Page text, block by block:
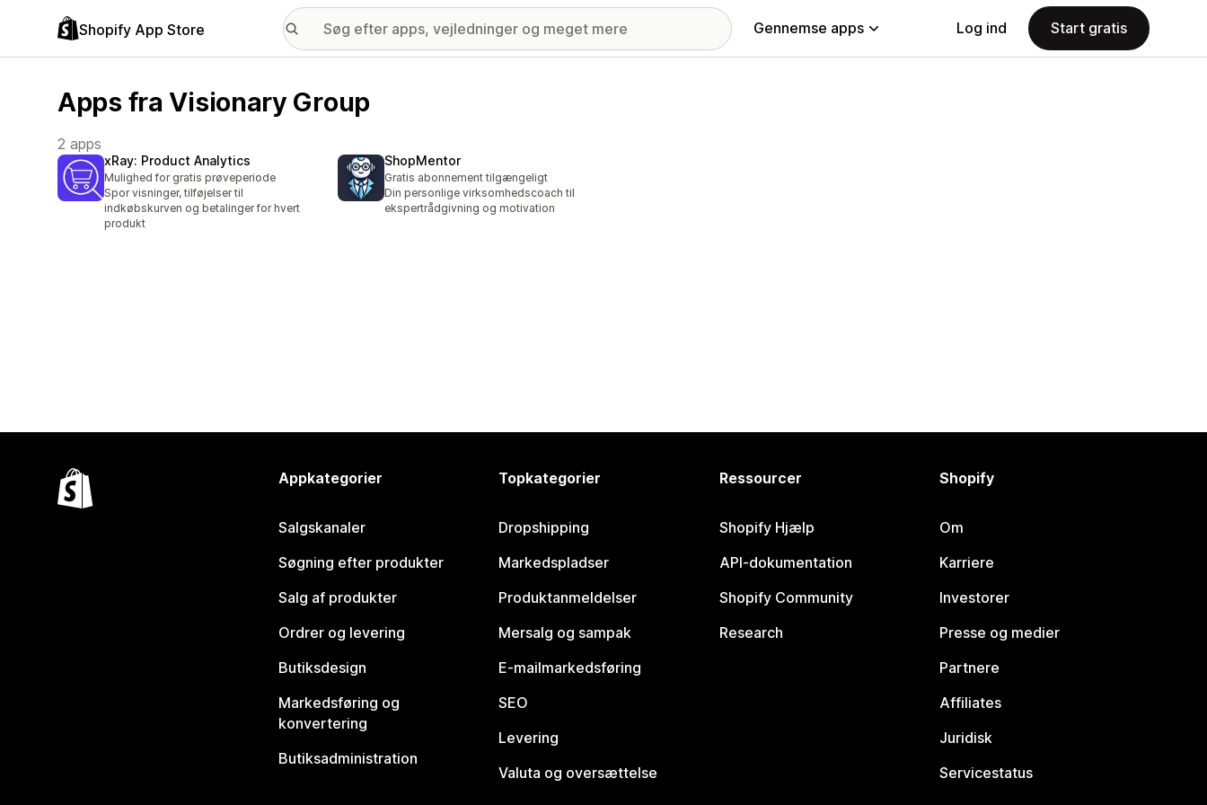
Shopify App Store Gennemse apps Log ind Start gratis
Apps fra Visionary Group
2 apps
xRay: Product Analytics
Mulighed for gratis prøveperiode
Spor visninger, tilføjelser til
indkøbskurven og betalinger for hvert
produkt
ShopMentor
Gratis abonnement tilgængeligt
Din personlige virksomhedscoach til
ekspertrådgivning og motivation
Appkategorier
Salgskanaler
Søgning efter produkter
Salg af produkter
Ordrer og levering
Butiksdesign
Markedsføring og
konvertering
Butiksadministration
Topkategorier
Dropshipping
Markedspladser
Produktanmeldelser
Mersalg og sampak
E-mailmarkedsføring
SEO
Levering
Valuta og oversættelse
Ressourcer
Shopify Hjælp
API-dokumentation
Shopify Community
Research
Shopify
Om
Karriere
Investorer
Presse og medier
Partnere
Affiliates
Juridisk
Servicestatus